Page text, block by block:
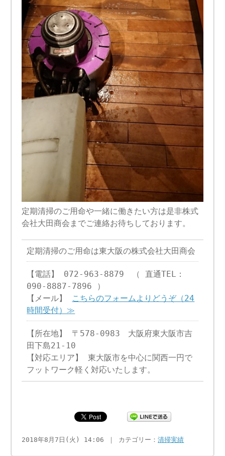
定期清掃のご用命や一緒に働きたい方は是非株式
会社大田商会までご連絡お待ちしております。
定期清掃のご用命は東大阪の株式会社大田商会
【電話】 072-963-8879 （ 直通TEL：
090-8887-7896 ）
【メール】 こちらのフォームよりどうぞ（24
時間受付）≫
【所在地】 〒578-0983 大阪府東大阪市吉
田下島21-10
【対応エリア】 東大阪市を中心に関西一円で
フットワーク軽く対応いたします。
2018年8月7日(火) 14:06 ｜ カテゴリー：清掃実績